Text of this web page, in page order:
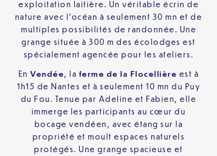
exploitation laitière. Un véritable écrin de
nature avec l’océan à seulement 30 mn et de
multiples possibilités de randonnée. Une
grange située à 300 m des écolodges est
spécialement agencée pour les ateliers.
EnVendée, la ferme de la Flocellière est à
1h15 de Nantes et à seulement 10 mn du Puy
du Fou. Tenue par Adeline et Fabien, elle
immerge les participants au cœur du
bocage vendéen, avec étang sur la
propriété et moult espaces naturels
protégés. Une grange spacieuse et